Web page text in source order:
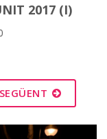
2017 (I)
SEGÜENT